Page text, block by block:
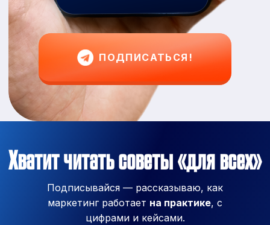
ПОДПИСАТЬСЯ!
Хватит читать советы «для всех»
Подписывайся — рассказываю, как
маркетинг работает на практике, с
цифрами и кейсами.